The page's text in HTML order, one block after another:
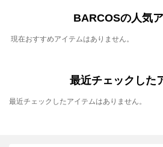
BARCOSの人気
現在おすすめアイテムはありません。
最近チェックした
最近チェックしたアイテムはありません。